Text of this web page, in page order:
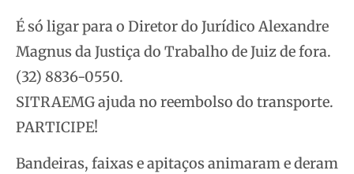
É só ligar para o Diretor do Jurídico Alexandre
Magnus da Justiça do Trabalho de Juiz de fora.
(32) 8836-0550.
SITRAEMG ajuda no reembolso do transporte.
PARTICIPE!
Bandeiras, faixas e apitaços animaram e deram